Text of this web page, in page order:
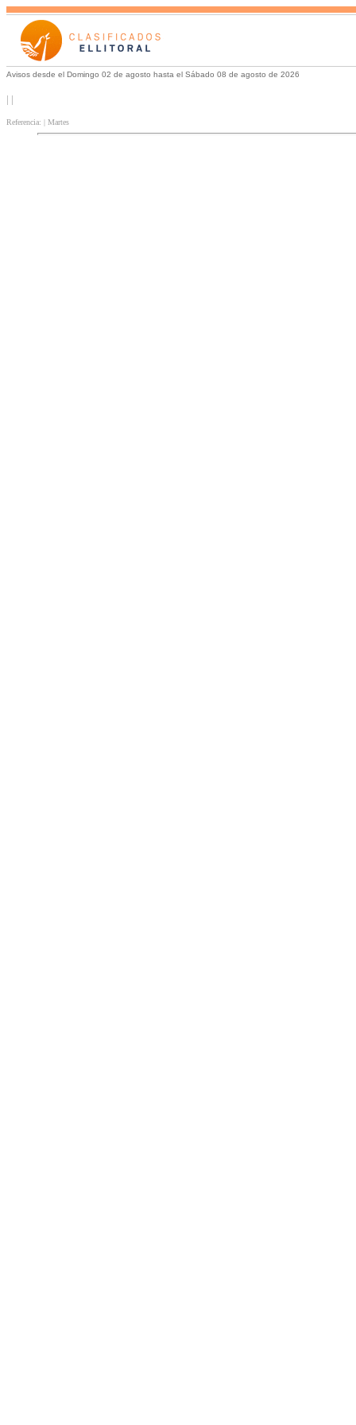
Avisos desde el Domingo 02 de agosto hasta el Sábado 08 de agosto de 2026
| |
Referencia: | Martes